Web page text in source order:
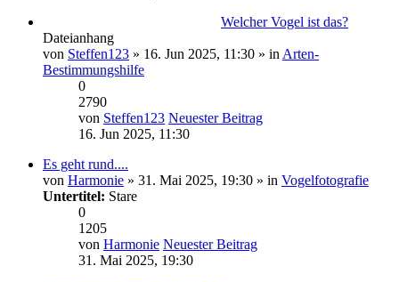
Welcher Vogel ist das?
Dateianhang
von Steffen123 » 16. Jun 2025, 11:30 » in Arten-
Bestimmungshilfe
0
2790
von Steffen123 Neuester Beitrag
16. Jun 2025, 11:30
Es geht rund....
von Harmonie » 31. Mai 2025, 19:30 » in Vogelfotografie
Untertitel: Stare
0
1205
von Harmonie Neuester Beitrag
31. Mai 2025, 19:30